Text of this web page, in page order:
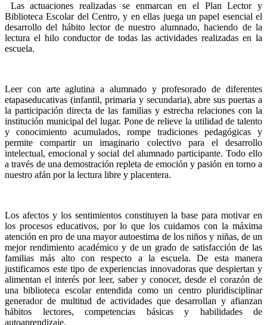
Las actuaciones realizadas se enmarcan en el Plan Lector y
Biblioteca Escolar del Centro, y en ellas juega un papel esencial el
desarrollo del hábito lector de nuestro alumnado, haciendo de la
lectura el hilo conductor de todas las actividades realizadas en la
escuela.
Leer con arte aglutina a alumnado y profesorado de diferentes
etapaseducativas (infantil, primaria y secundaria), abre sus puertas a
la participación directa de las familias y estrecha relaciones con la
institución municipal del lugar. Pone de relieve la utilidad de talento
y conocimiento acumulados, rompe tradiciones pedagógicas y
permite compartir un imaginario colectivo para el desarrollo
intelectual, emocional y social del alumnado participante. Todo ello
a través de una demostración repleta de emoción y pasión en torno a
nuestro afán por la lectura libre y placentera.
Los afectos y los sentimientos constituyen la base para motivar en
los procesos educativos, por lo que los cuidamos con la máxima
atención en pro de una mayor autoestima de los niños y niñas, de un
mejor rendimiento académico y de un grado de satisfacción de las
familias más alto con respecto a la escuela. De esta manera
justificamos este tipo de experiencias innovadoras que despiertan y
alimentan el interés por leer, saber y conocer, desde el corazón de
una biblioteca escolar entendida como un centro pluridisciplinar
generador de multitud de actividades que desarrollan y afianzan
hábitos lectores, competencias básicas y habilidades de
autoaprendizaje.